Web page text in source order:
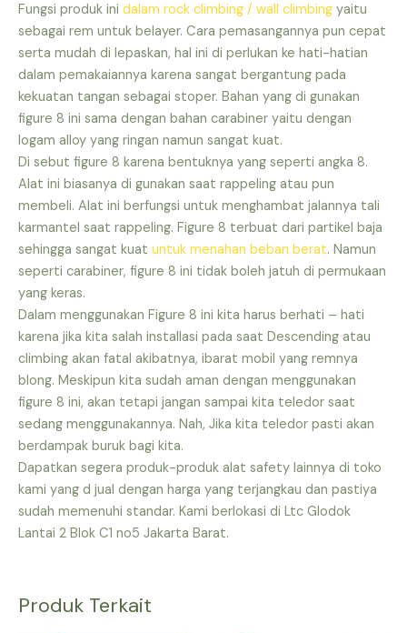
Fungsi produk ini dalam rock climbing / wall climbing yaitu
sebagai rem untuk belayer. Cara pemasangannya pun cepat
serta mudah di lepaskan, hal ini di perlukan ke hati-hatian
dalam pemakaiannya karena sangat bergantung pada
kekuatan tangan sebagai stoper. Bahan yang di gunakan
figure 8 ini sama dengan bahan carabiner yaitu dengan
logam alloy yang ringan namun sangat kuat.
Di sebut figure 8 karena bentuknya yang seperti angka 8.
Alat ini biasanya di gunakan saat rappeling atau pun
membeli. Alat ini berfungsi untuk menghambat jalannya tali
karmantel saat rappeling. Figure 8 terbuat dari partikel baja
sehingga sangat kuat untuk menahan beban berat. Namun
seperti carabiner, figure 8 ini tidak boleh jatuh di permukaan
yang keras.
Dalam menggunakan Figure 8 ini kita harus berhati – hati
karena jika kita salah installasi pada saat Descending atau
climbing akan fatal akibatnya, ibarat mobil yang remnya
blong. Meskipun kita sudah aman dengan menggunakan
figure 8 ini, akan tetapi jangan sampai kita teledor saat
sedang menggunakannya. Nah, Jika kita teledor pasti akan
berdampak buruk bagi kita.
Dapatkan segera produk-produk alat safety lainnya di toko
kami yang d jual dengan harga yang terjangkau dan pastiya
sudah memenuhi standar. Kami berlokasi di Ltc Glodok
Lantai 2 Blok C1 no5 Jakarta Barat.
Produk Terkait